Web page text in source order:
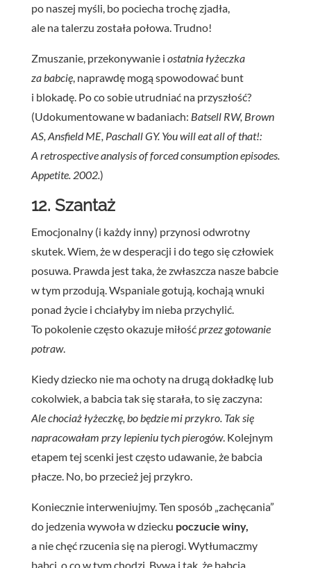
po naszej myśli, bo pociecha trochę zjadła,
ale na talerzu została połowa. Trudno!
Zmuszanie, przekonywanie i ostatnia łyżeczka
za babcię, naprawdę mogą spowodować bunt
i blokadę. Po co sobie utrudniać na przyszłość?
(Udokumentowane w badaniach: Batsell RW, Brown
AS, Ansfield ME, Paschall GY. You will eat all of that!:
A retrospective analysis of forced consumption episodes.
Appetite. 2002.)
12. Szantaż
Emocjonalny (i każdy inny) przynosi odwrotny
skutek. Wiem, że w desperacji i do tego się człowiek
posuwa. Prawda jest taka, że zwłaszcza nasze babcie
w tym przodują. Wspaniale gotują, kochają wnuki
ponad życie i chciałyby im nieba przychylić.
To pokolenie często okazuje miłośćprzez gotowanie
potraw.
Kiedy dziecko nie ma ochoty na drugą dokładkę lub
cokolwiek, a babcia tak się starała, to się zaczyna:
Ale chociaż łyżeczkę, bo będzie mi przykro. Tak się
napracowałam przy lepieniu tych pierogów. Kolejnym
etapem tej scenki jest często udawanie, że babcia
płacze. No, bo przecież jej przykro.
Koniecznie interweniujmy. Ten sposób „zachęcania”
do jedzenia wywoła w dziecku poczucie winy,
a nie chęć rzucenia się na pierogi. Wytłumaczmy
babci, o co w tym chodzi. Bywa i tak, że babcia